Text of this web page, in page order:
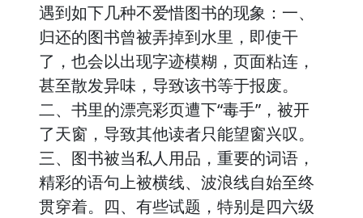
遇到如下几种不爱惜图书的现象：一、
归还的图书曾被弄掉到水里，即使干
了，也会以出现字迹模糊，页面粘连，
甚至散发异味，导致该书等于报废。
二、书里的漂亮彩页遭下“毒手”，被开
了天窗，导致其他读者只能望窗兴叹。
三、图书被当私人用品，重要的词语，
精彩的语句上被横线、波浪线自始至终
贯穿着。四、有些试题，特别是四六级